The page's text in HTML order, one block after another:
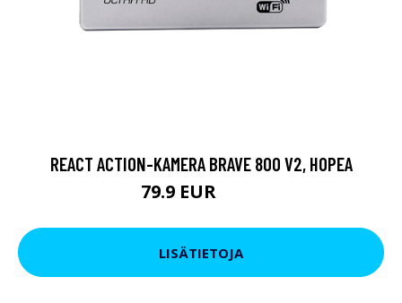
REACT ACTION-KAMERA BRAVE 800 V2, HOPEA
79.9 EUR
LISÄTIETOJA